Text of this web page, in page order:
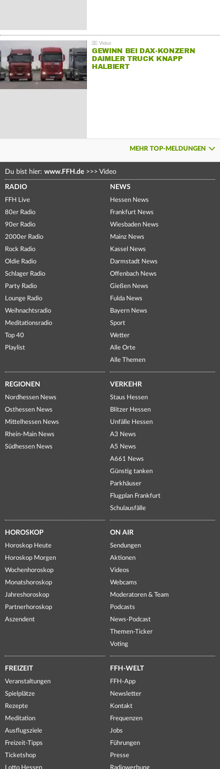
GEWINN BEI DAX-KONZERN
DAIMLER TRUCK KNAPP
HALBIERT
MEHR TOP-MELDUNGEN
Du bist hier: www.FFH.de >>> Video
RADIO
FFH Live
80er Radio
90er Radio
2000er Radio
Rock Radio
Oldie Radio
Schlager Radio
Party Radio
Lounge Radio
Weihnachtsradio
Meditationsradio
Top 40
Playlist
NEWS
Hessen News
Frankfurt News
Wiesbaden News
Mainz News
Kassel News
Darmstadt News
Offenbach News
Gießen News
Fulda News
Bayern News
Sport
Wetter
Alle Orte
Alle Themen
REGIONEN
Nordhessen News
Osthessen News
Mittelhessen News
Rhein-Main News
Südhessen News
VERKEHR
Staus Hessen
Blitzer Hessen
Unfälle Hessen
A3 News
A5 News
A661 News
Günstig tanken
Parkhäuser
Flugplan Frankfurt
Schulausfälle
HOROSKOP
Horoskop Heute
Horoskop Morgen
Wochenhoroskop
Monatshoroskop
Jahreshoroskop
Partnerhoroskop
Aszendent
ON AIR
Sendungen
Aktionen
Videos
Webcams
Moderatoren & Team
Podcasts
News-Podcast
Themen-Ticker
Voting
FREIZEIT
Veranstaltungen
Spielplätze
Rezepte
Meditation
Ausflugsziele
Freizeit-Tipps
Ticketshop
Lotto Hessen
FFH-WELT
FFH-App
Newsletter
Kontakt
Frequenzen
Jobs
Führungen
Presse
Radiowerbung